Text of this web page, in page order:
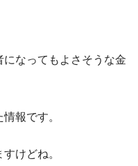
なってもよさそうな金
報です。
けどね。